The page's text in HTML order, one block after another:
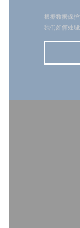
根据数据保
我们如何处